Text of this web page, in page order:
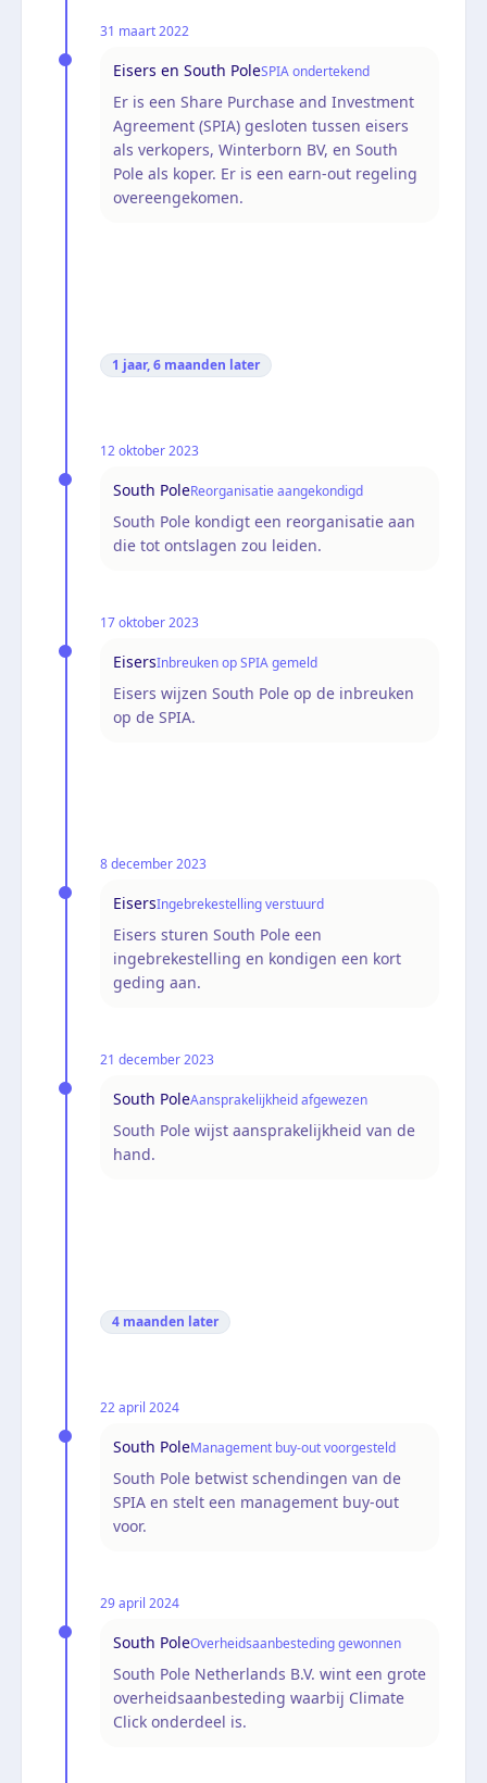
31 maart 2022
Eisers en South PoleSPIA ondertekend
Er is een Share Purchase and Investment
Agreement (SPIA) gesloten tussen eisers
als verkopers, Winterborn BV, en South
Pole als koper. Er is een earn-out regeling
overeengekomen.
1 jaar, 6 maanden later
12 oktober 2023
South PoleReorganisatie aangekondigd
South Pole kondigt een reorganisatie aan
die tot ontslagen zou leiden.
17 oktober 2023
EisersInbreuken op SPIA gemeld
Eisers wijzen South Pole op de inbreuken
op de SPIA.
8 december 2023
EisersIngebrekestelling verstuurd
Eisers sturen South Pole een
ingebrekestelling en kondigen een kort
geding aan.
21 december 2023
South PoleAansprakelijkheid afgewezen
South Pole wijst aansprakelijkheid van de
hand.
4 maanden later
22 april 2024
South PoleManagement buy-out voorgesteld
South Pole betwist schendingen van de
SPIA en stelt een management buy-out
voor.
29 april 2024
South PoleOverheidsaanbesteding gewonnen
South Pole Netherlands B.V. wint een grote
overheidsaanbesteding waarbij Climate
Click onderdeel is.